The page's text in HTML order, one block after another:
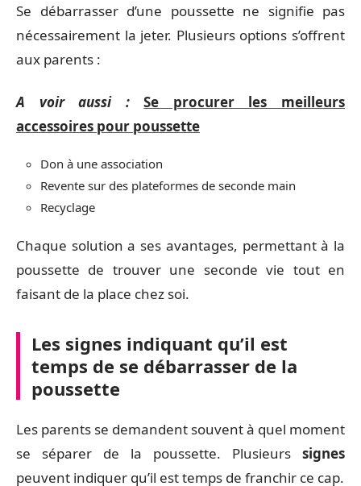
Se débarrasser d’une poussette ne signifie pas
nécessairement la jeter. Plusieurs options s’offrent
aux parents :
A voir aussi :
Se procurer les meilleurs
accessoires pour poussette
Don à une association
Revente sur des plateformes de seconde main
Recyclage
Chaque solution a ses avantages, permettant à la
poussette de trouver une seconde vie tout en
faisant de la place chez soi.
Les signes indiquant qu’il est
temps de se débarrasser de la
poussette
Les parents se demandent souvent à quel moment
se séparer de la poussette. Plusieurs signes
peuvent indiquer qu’il est temps de franchir ce cap.